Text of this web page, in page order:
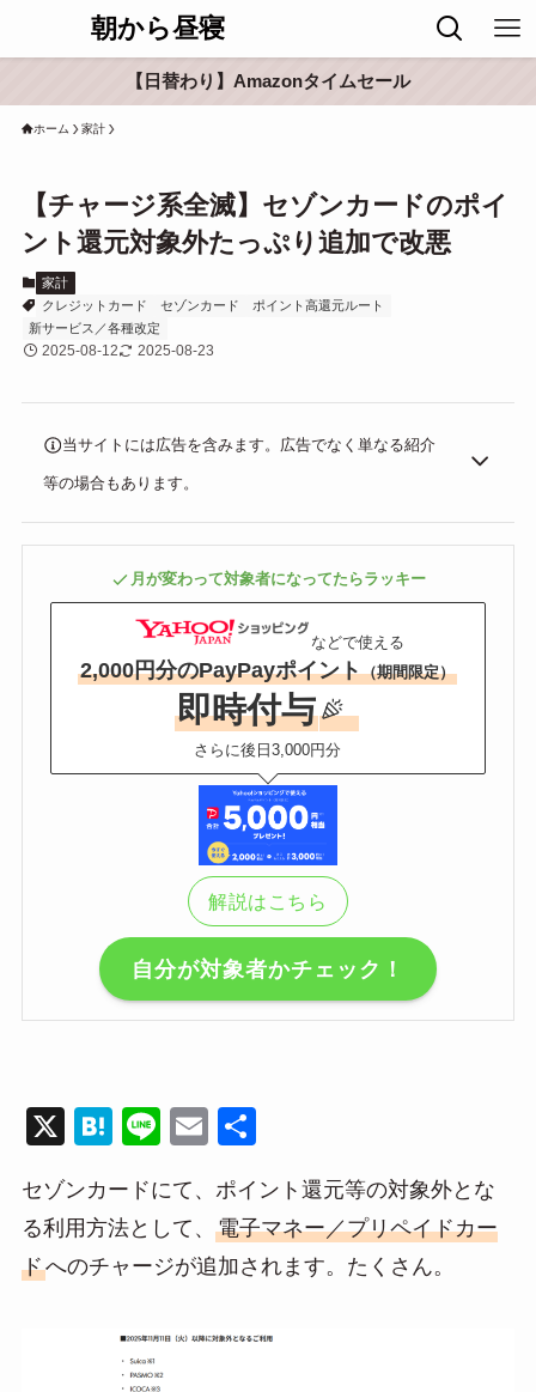
朝から昼寝
【日替わり】Amazonタイムセール
ホーム 家計
【チャージ系全滅】セゾンカードのポイ
ント還元対象外たっぷり追加で改悪
家計
クレジットカード
セゾンカード
ポイント高還元ルート
新サービス／各種改定
2025-08-12 2025-08-23
当サイトには広告を含みます。広告でなく単なる紹介
等の場合もあります。
月が変わって対象者になってたらラッキー
などで使える
2,000円分のPayPayポイント（期間限定）
即時付与
さらに後日3,000円分
解説はこちら
自分が対象者かチェック！
X
H
e
n
a
Li
e
E
ail
セゾンカードにて、ポイント還元等の対象外とな
る利用方法として、 電子マネー／プリペイドカー
ドへのチャージが追加されます。たくさん。